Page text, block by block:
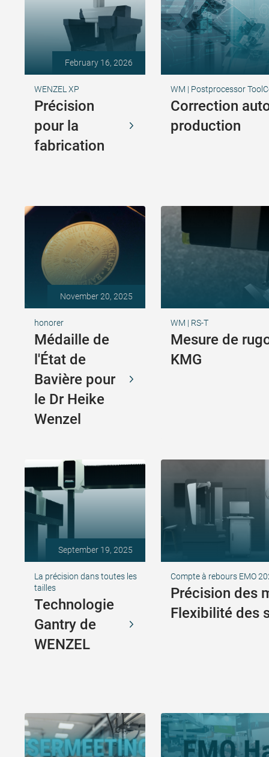
February 16, 2026
WENZEL XP
Précision
pour la
fabrication
WM | Postprocessor
Correction
production
November 20, 2025
honorer
Médaille de
l'État de
Bavière pour
le Dr Heike
Wenzel
WM | RS-T
Mesure de
KMG
September 19, 2025
La précision dans toutes les
tailles
Technologie
Gantry de
WENZEL
Compte à rebours EMO
Précision des
Flexibilité des